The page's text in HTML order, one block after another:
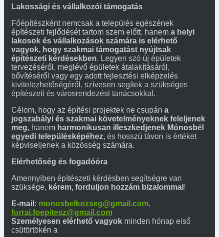
Lakossági és vállalkozói támogatás
Főépítészként nemcsak a település egészének
építészeti fejlődését tartom szem előtt, hanem a helyi
lakosok és vállalkozások számára is elérhető
vagyok, hogy szakmai támogatást nyújtsak
építészeti kérdésekben. Legyen szó új épületek
tervezéséről, meglévő épületek átalakításáról,
bővítéséről vagy egy adott fejlesztési elképzelés
kivitelezhetőségéről, szívesen segítek a szükséges
építészeti és városrendezési tanácsokkal.
Célom, hogy az építési projektek ne csupán a
jogszabályi és szakmai követelményeknek feleljenek
meg, hanem harmonikusan illeszkedjenek Mónosbél
egyedi településképéhez, és hosszú távon is értéket
képviseljenek a közösség számára.
Elérhetőség és fogadóóra
Amennyiben építészeti kérdésben segítségre van
szüksége, kérem, forduljon hozzám bizalommal !
E-mail: monosbelkozseg@gmail.com,
forrai.foepitesz@gmail.com
Személyesen elérhető vagyok minden hónap első
csütörtökén a